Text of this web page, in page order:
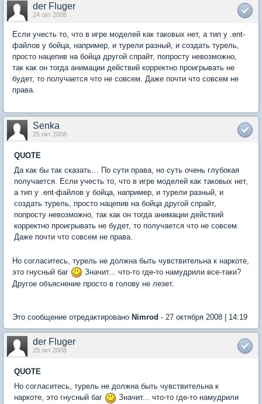
der Fluger
24 окт 2008
Если учесть то, что в игре моделей как таковых нет, а тип у .ent-
файлов у бойца, например, и турели разный, и создать турель,
просто нацепив на бойца другой спрайт, попросту невозможно,
так как он тогда анимации действий корректно проигрывать не
будет, то получается что не совсем. Даже почти что совсем не
права.
Senka
25 окт 2008
QUOTE
Да как бы так сказать… По сути права, но суть очень глубокая
получается. Если учесть то, что в игре моделей как таковых нет,
а тип у .ent-файлов у бойца, например, и турели разный, и
создать турель, просто нацепив на бойца другой спрайт,
попросту невозможно, так как он тогда анимации действий
корректно проигрывать не будет, то получается что не совсем.
Даже почти что совсем не права.
Но согласитесь, турель не должна быть чувствительна к наркоте,
это гнусный баг
Значит... что-то где-то намудрили все-таки?
Другое объяснение просто в голову не лезет.
Это сообщение отредактировано Nimrod - 27 октября 2008 | 14:19
der Fluger
25 окт 2008
QUOTE
Но согласитесь, турель не должна быть чувствительна к
наркоте, это гнусный баг
Значит... что-то где-то намудрили